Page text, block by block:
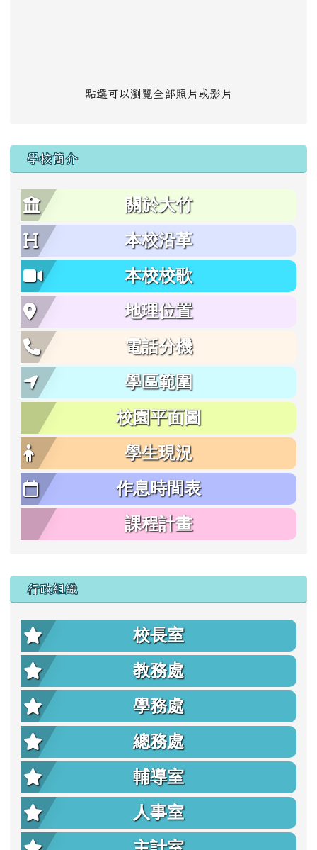
點選可以瀏覽全部照片或影片
學校簡介
關於大竹
本校沿革
本校校歌
地理位置
電話分機
學區範圍
校園平面圖
學生現況
作息時間表
課程計畫
行政組織
校長室
教務處
學務處
總務處
輔導室
人事室